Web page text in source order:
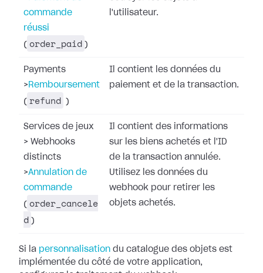
commande
réussi
( order_paid )
l'utilisateur.
Payments
> Remboursement
( refund )
Il contient les données du
paiement et de la transaction.
Services de jeux
> Webhooks
distincts
>Annulation de
commande
( order_cancele
d )
Il contient des informations
sur les biens achetés et l'ID
de la transaction annulée.
Utilisez les données du
webhook pour retirer les
objets achetés.
Si la personnalisation du catalogue des objets est
implémentée du côté de votre application,